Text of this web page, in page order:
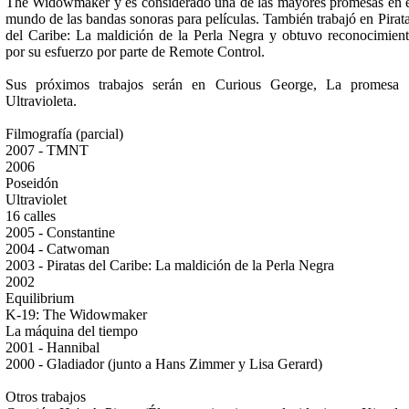
mundo de las bandas sonoras para películas. También trabajó en
del Caribe: La maldición de la Perla Negra y obtuvo
por su esfuerzo por parte de Remote Control.
Sus próximos trabajos serán en Curious George, La promesa
Ultravioleta.
Filmografía (parcial)
2007 - TMNT
2006
Poseidón
Ultraviolet
16 calles
2005 - Constantine
2004 - Catwoman
2003 - Piratas del Caribe: La maldición de la Perla Negra
2002
Equilibrium
K-19: The Widowmaker
La máquina del tiempo
2001 - Hannibal
2000 - Gladiador (junto a Hans Zimmer y Lisa Gerard)
Otros trabajos